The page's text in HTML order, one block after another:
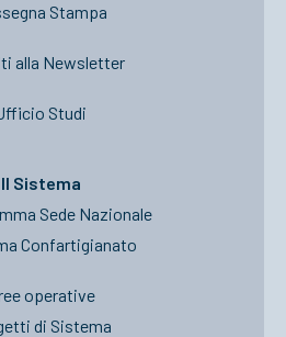
Stampa
alla Newsletter
Studi
Il Sistema
Sede Nazionale
Confartigianato
operative
di Sistema